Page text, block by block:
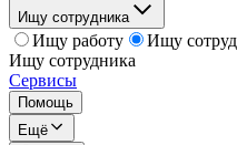
Ищу сотрудника
Ищу работу
Ищу
Ищу сотрудника
Сервисы
Помощь
Ещё